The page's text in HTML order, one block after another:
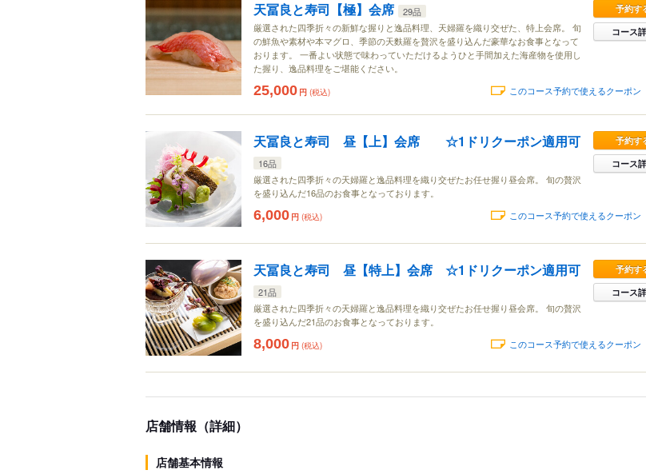
天冨良と寿司【極】会席
29品
厳選された四季折々の新鮮な握りと逸品料理、天婦羅を織り交ぜた、特上会席。 旬
の鮮魚や素材や本マグロ、季節の天麩羅を贅沢を盛り込んだ豪華なお食事となって
おります。 一番よい状態で味わっていただけるようひと手間加えた海産物を使用し
た握り、逸品料理をご堪能ください。
予約す
コース
25,000 円 (税込) このコース予約で使えるクーポン
天冨良と寿司 昼【上】会席 ☆1ドリクーポン適用可
16品
厳選された四季折々の天婦羅と逸品料理を織り交ぜたお任せ握り昼会席。 旬の贅沢
を盛り込んだ16品のお食事となっております。
予約す
コース
6,000 円 (税込) このコース予約で使えるクーポン
天冨良と寿司 昼【特上】会席 ☆1ドリクーポン適用可
21品
厳選された四季折々の天婦羅と逸品料理を織り交ぜたお任せ握り昼会席。 旬の贅沢
を盛り込んだ21品のお食事となっております。
予約す
コース
8,000 円 (税込) このコース予約で使えるクーポン
店舗情報（詳細）
店舗基本情報